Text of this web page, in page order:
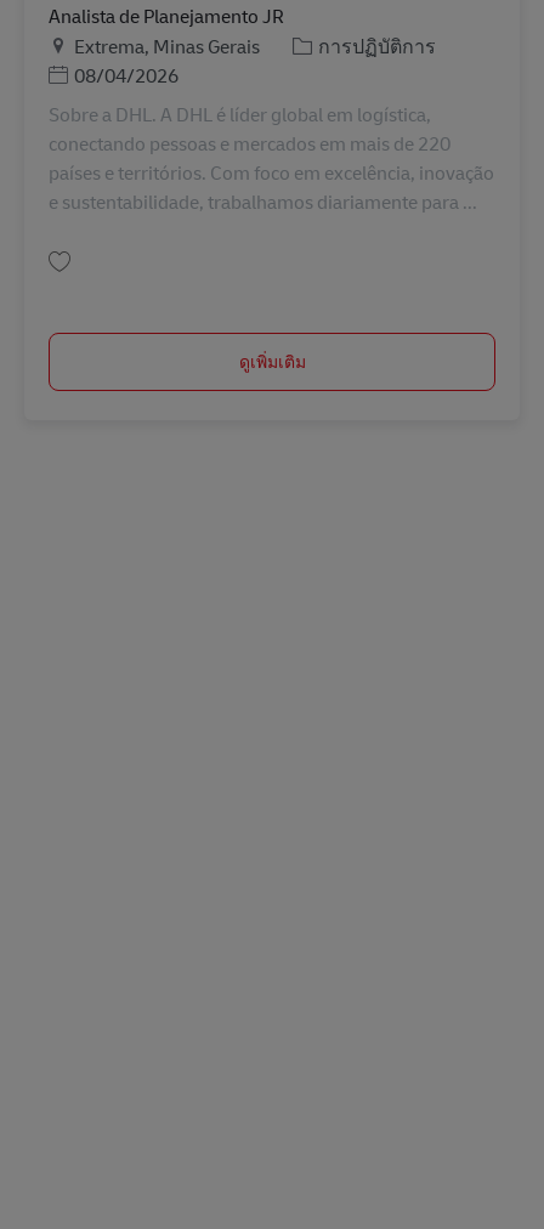
Analista de Planejamento JR
สถานที่
Extrema, Minas Gerais หมวดหมู่
การปฏิบัติการ
Posted Date
08/04/2026
Sobre a DHL. A DHL é líder global em logística,
conectando pessoas e mercados em mais de 220
países e territórios. Com foco em excelência, inovação
e sustentabilidade, trabalhamos diariamente para ...
ดูเพิ่มเติม